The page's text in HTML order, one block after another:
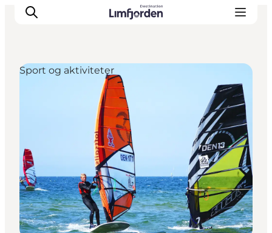
Sport og aktiviteter